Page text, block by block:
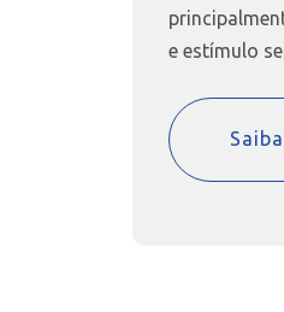
e estímulo